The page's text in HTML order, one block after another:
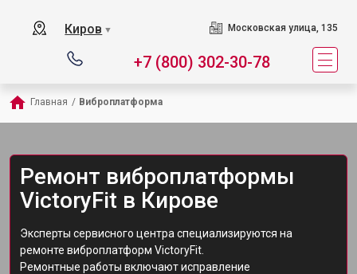
Киров ▼ Московская улица, 135
+7 (800) 302-30-78
Главная / Виброплатформа
Ремонт виброплатформы
VictoryFit в Кирове
Эксперты сервисного центра специализируются на
ремонте виброплатформ VictoryFit.
Ремонтные работы включают исправление